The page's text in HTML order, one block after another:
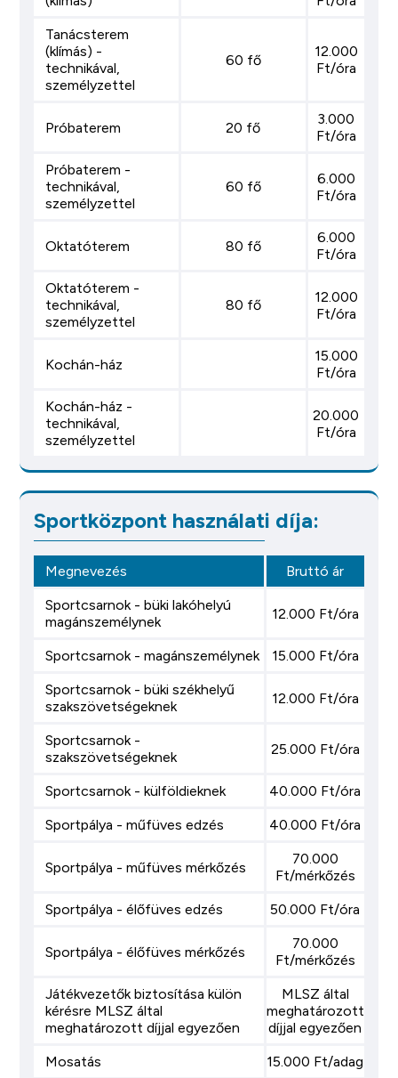
Tanácsterem
(klímás) -
technikával,
személyzettel
60 fő
12.000
Ft/óra
Próbaterem 20 fő
3.000
Ft/óra
Próbaterem -
technikával,
személyzettel
60 fő
6.000
Ft/óra
Oktatóterem 80 fő
6.000
Ft/óra
Oktatóterem -
technikával,
személyzettel
80 fő
12.000
Ft/óra
Kochán-ház
15.000
Ft/óra
Kochán-ház -
technikával,
személyzettel
20.000
Ft/óra
Sportközpont használati díja:
Megnevezés
Bruttó ár
Sportcsarnok - büki lakóhelyú
magánszemélynek
12.000 Ft/óra
Sportcsarnok - magánszemélynek
15.000 Ft/óra
Sportcsarnok - büki székhelyű
szakszövetségeknek
12.000 Ft/óra
Sportcsarnok -
szakszövetségeknek
25.000 Ft/óra
Sportcsarnok - külföldieknek
40.000 Ft/óra
Sportpálya - műfüves edzés
40.000 Ft/óra
Sportpálya - műfüves mérkőzés
70.000
Ft/mérkőzés
Sportpálya - élőfüves edzés
50.000 Ft/óra
Sportpálya - élőfüves mérkőzés
70.000
Ft/mérkőzés
Játékvezetők biztosítása külön
kérésre MLSZ által
meghatározott díjjal egyezően
MLSZ által
meghatározott
díjjal egyezően
Mosatás
15.000 Ft/adag